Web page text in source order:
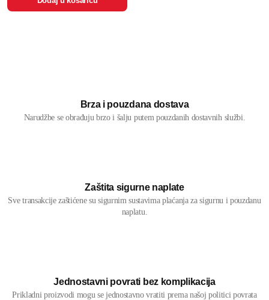
Brza i pouzdana dostava
Narudžbe se obrađuju brzo i šalju putem pouzdanih dostavnih službi.
Zaštita sigurne naplate
Sve transakcije zaštićene su sigurnim sustavima plaćanja za sigurnu i pouzdanu
naplatu.
Jednostavni povrati bez komplikacija
Prikladni proizvodi mogu se jednostavno vratiti prema našoj politici povrata